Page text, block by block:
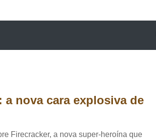
a nova cara explosiva de
Firecracker, a nova super-heroína que